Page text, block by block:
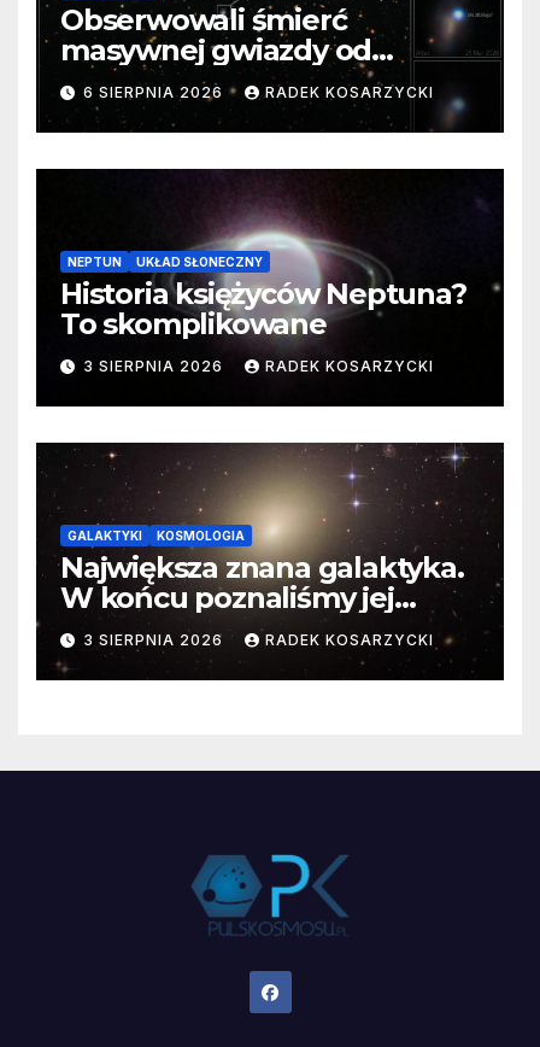
Obserwowali śmierć
masywnej gwiazdy od
samego początku. Niezwykle
cenne dane
6 SIERPNIA 2026 RADEK KOSARZYCKI
NEPTUN UKŁAD SŁONECZNY
Historia księżyców Neptuna?
To skomplikowane
3 SIERPNIA 2026 RADEK KOSARZYCKI
GALAKTYKI KOSMOLOGIA
Największa znana galaktyka.
W końcu poznaliśmy jej
faktyczne wymiary
3 SIERPNIA 2026 RADEK KOSARZYCKI